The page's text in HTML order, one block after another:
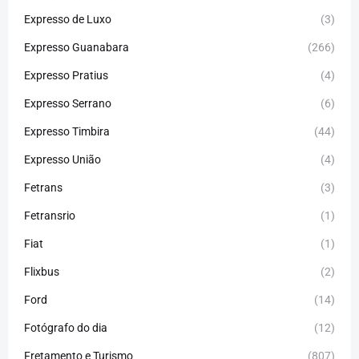
Expresso de Luxo (3)
Expresso Guanabara (266)
Expresso Pratius (4)
Expresso Serrano (6)
Expresso Timbira (44)
Expresso União (4)
Fetrans (3)
Fetransrio (1)
Fiat (1)
Flixbus (2)
Ford (14)
Fotógrafo do dia (12)
Fretamento e Turismo (807)